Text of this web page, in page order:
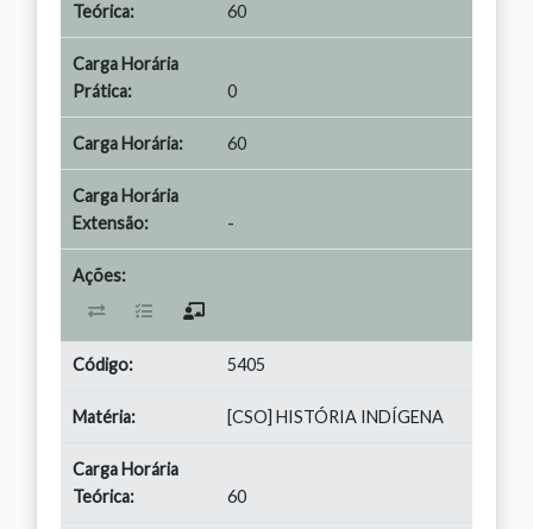
60
0
60
-
5405
[CSO] HISTÓRIA INDÍGENA
60